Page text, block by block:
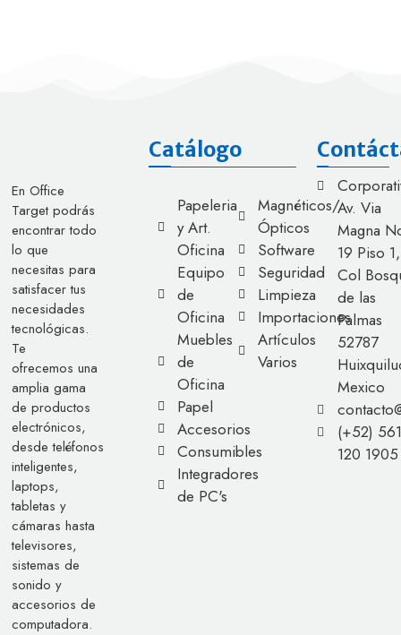
En Office
Target podrás
encontrar todo
lo que
necesitas para
satisfacer tus
necesidades
tecnológicas.
Te
ofrecemos una
amplia gama
de productos
electrónicos,
desde teléfonos
inteligentes,
laptops,
tabletas y
cámaras hasta
televisores,
sistemas de
sonido y
accesorios de
computadora.
Catálogo
Papeleria
y Art.
Oficina
Equipo
de
Oficina
Muebles
de
Oficina
Papel
Accesorios
Consumibles
Integradores
de PC's
Magnéticos/
Ópticos
Software
Seguridad
Limpieza
Importaciones
Artículos
Varios
Av. Via
Magna
19 Piso 1,
Col
de las
Palmas
52787
Mexico
(+52) 561
120 1905